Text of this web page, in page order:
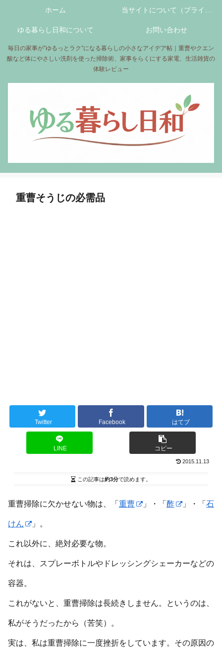
毎日の家事が”ゆるっとラク”になる暮らしの小さなアイデア帖｜重曹やクエン
酸など体にやさしい洗剤を使った掃除術、家事をらくにする家電、生活雑貨の
体験レビュー
ホーム 当サイトについて（プライバ
シーポリシーについて）
ゆる暮らし日和について お問い合わせ
重曹そうじの必需品
Twitter Facebook はてブ
LINE コピー
2015.11.13
この記事は約3分で読めます。
重曹掃除に欠かせない物は、「 重曹 」・「 酢 」・「 石
けん 」。
これ以外に、絶対必要な物。
それは、スプレーボトルやドレッシングシェーカーなどの
容器。
これがないと、重曹掃除は長続きしません。というのは、
私がそうだったから（苦笑）。
実は、私は重曹掃除に一度挫折をしています。その原因の